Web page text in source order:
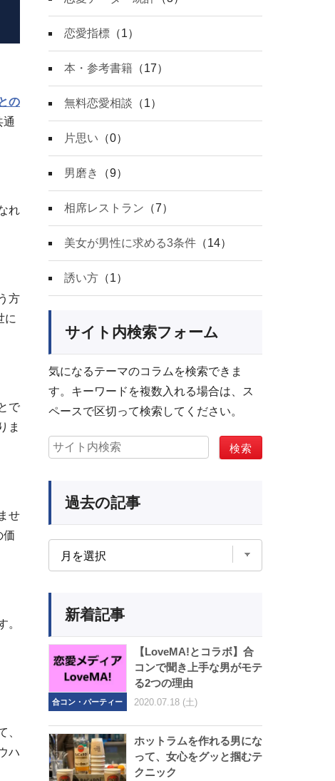
の
通
れ
方
に
で
ま
せ
価
。
、
ハ
恋愛指標 （1）
本・参考書籍 （17）
無料恋愛相談 （1）
片思い （0）
男磨き （9）
相席レストラン （7）
美女が男性に求める3条件 （14）
誘い方 （1）
サイト内検索フォーム
気になるテーマのコラムを検索できま
す。キーワードを複数入れる場合は、ス
ペースで区切って検索してください。
過去の記事
新着記事
合コン・パーティー
【LoveMA!とコラボ】合
コンで聞き上手な男がモテ
る2つの理由
2020.07.18 (土)
ホットラムを作れる男にな
って、女心をグッと掴むテ
クニック